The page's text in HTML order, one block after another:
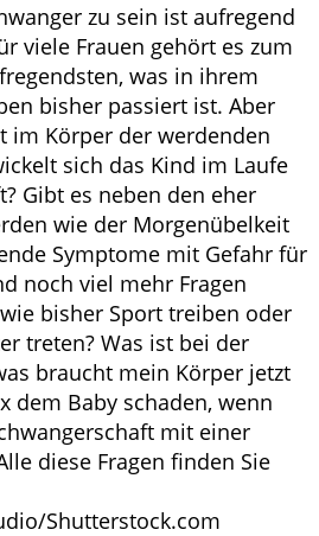
zu sein ist aufregend
viele Frauen gehört es zum
was in ihrem
bisher passiert ist. Aber
im Körper der werdenden
sich das Kind im Laufe
Gibt es neben den eher
wie der Morgenübelkeit
Symptome mit Gefahr für
noch viel mehr Fragen
bisher Sport treiben oder
treten? Was ist bei der
braucht mein Körper jetzt
dem Baby schaden, wenn
mit einer
diese Fragen finden Sie
Shutterstock.com